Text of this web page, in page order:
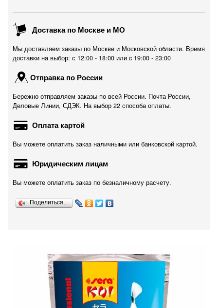
Доставка по Москве и МО
Мы доставляем заказы по Москве и Московской области. Время
доставки на выбор: с 12:00 - 18:00 или c 19:00 - 23:00
Отправка по России
Бережно отправляем заказы по всей России. Почта России,
Деловые Линии, СДЭК. На выбор 22 способа оплаты.
Оплата картой
Вы можете оплатить заказ наличными или банковской картой.
Юридическим лицам
Вы можете оплатить заказ по безналичному расчету.
Поделиться…